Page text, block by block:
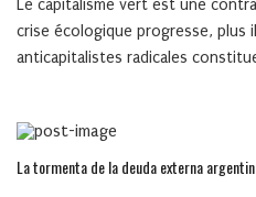
Le capitalisme vert est une
crise écologique progresse, plus
anticapitalistes radicales
La tormenta de la deuda externa